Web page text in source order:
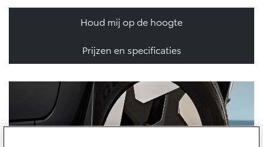
Vanaf € 39.995,-
HYBRIDE
Vanaf € 36.495,-
Toyota C-HR+
RAV4
Onderdelen & Accessoires
Accessoires
Banden
Connected
Toyota Autoverzekering
Toyota Hybride Autoverzekering
Bedrijfswagens op maat
Financieren of leasen
Houd mij op de hoogte
Prijzen en specificaties